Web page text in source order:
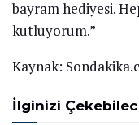
bayram hediyesi.
kutluyorum.”
Kaynak:
İlginizi